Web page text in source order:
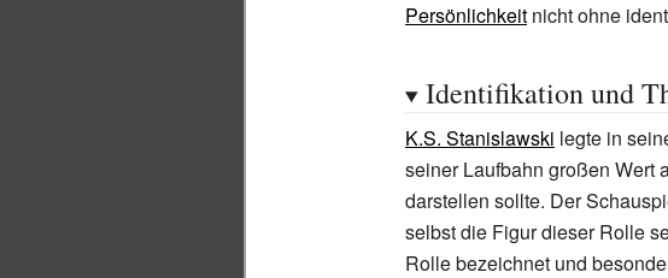
Persönlichkeit nicht ohne
Identifikation und
K.S. Stanislawski legte in
seiner Laufbahn großen Wert
darstellen sollte. Der
selbst die Figur dieser Rolle
Rolle bezeichnet und